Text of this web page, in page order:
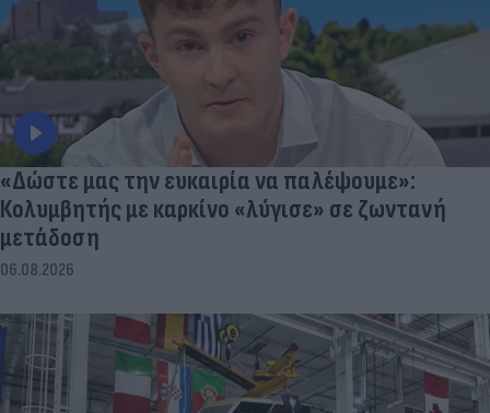
«Δώστε μας την ευκαιρία να παλέψουμε»:
Κολυμβητής με καρκίνο «λύγισε» σε ζωντανή
μετάδοση
06.08.2026